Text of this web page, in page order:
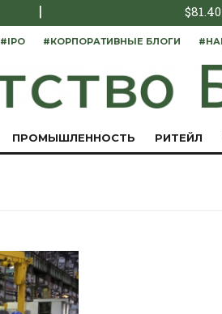
| $
#IPO #КОРПОРАТИВНЫЕ БЛОГИ
ПРОМЫШЛЕННОСТЬ РИТЕЙЛ